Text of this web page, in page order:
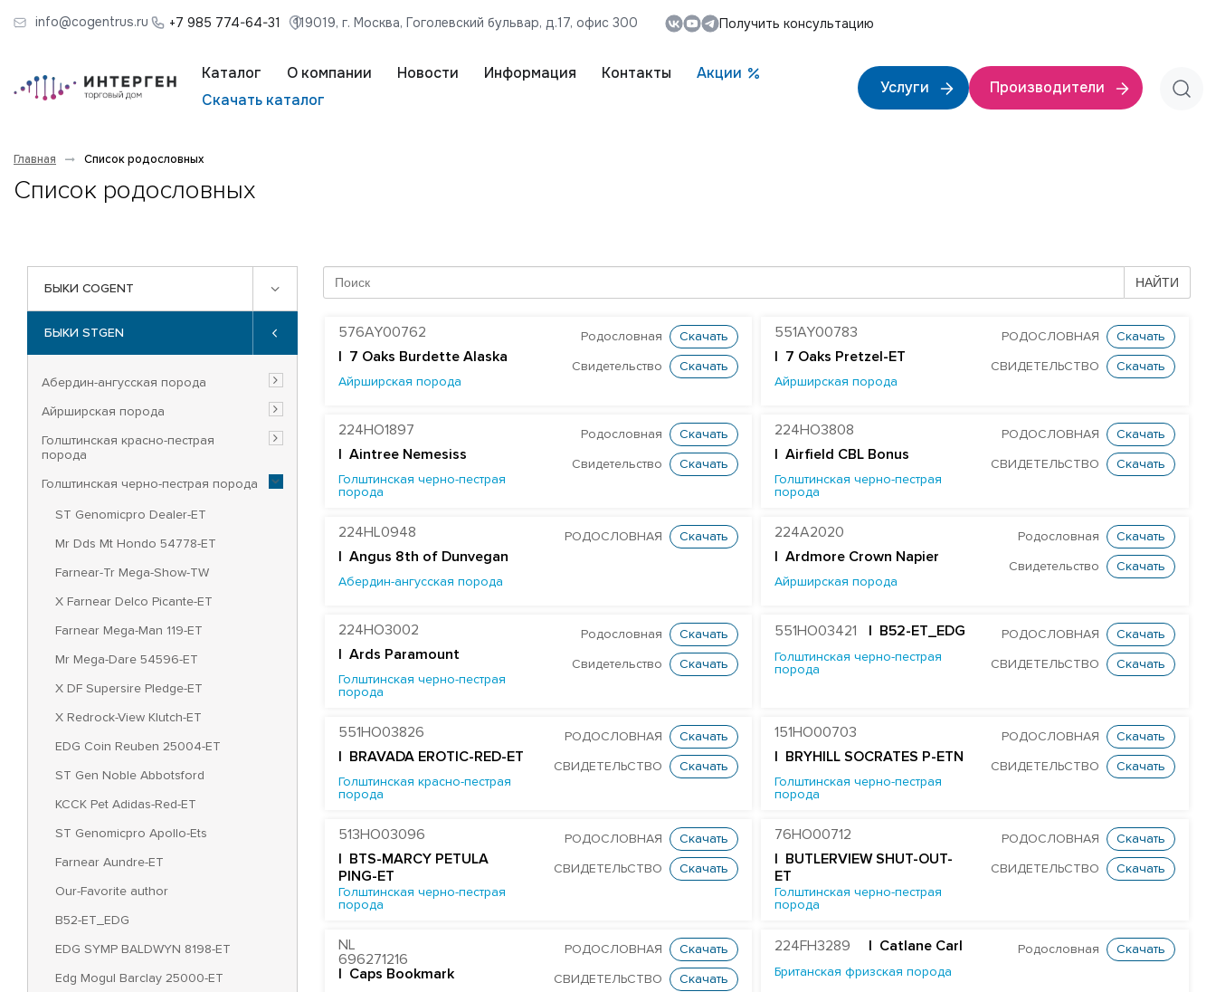
info@cogentrus.ru +7 985 774-64-31 119019, г. Москва, Гоголевский бульвар, д.17, офис 300 Получить консультацию
Каталог О компании Новости Информация Контакты
Акции
Скачать каталог
Услуги Производители
Главная Список родословных
Список родословных
БЫКИ COGENT
БЫКИ STGEN
Абердин-ангусская порода
Айрширская порода
Голштинская красно-пестрая
порода
Голштинская черно-пестрая порода
ST Genomicpro Dealer-ET
Mr Dds Mt Hondo 54778-ET
Farnear-Tr Mega-Show-TW
X Farnear Delco Picante-ET
Farnear Mega-Man 119-ET
Mr Mega-Dare 54596-ET
X DF Supersire Pledge-ET
X Redrock-View Klutch-ET
EDG Coin Reuben 25004-ET
ST Gen Noble Abbotsford
KCCK Pet Adidas-Red-ET
ST Genomicpro Apollo-Ets
Farnear Aundre-ET
Our-Favorite author
B52-ET_EDG
EDG SYMP BALDWYN 8198-ET
Edg Mogul Barclay 25000-ET
НАЙТИ
576AY00762
7 Oaks Burdette Alaska
Айрширская порода
Родословная Скачать
Свидетельство Скачать
551AY00783
| 7 Oaks Pretzel-ET
Айрширская порода
РОДОСЛОВНАЯ Скачать
СВИДЕТЕЛЬСТВО Скачать
224HO1897
Aintree Nemesiss
Голштинская черно-пестрая
порода
Родословная Скачать
Свидетельство Скачать
224HO3808
| Airfield CBL Bonus
Голштинская черно-пестрая
порода
РОДОСЛОВНАЯ Скачать
СВИДЕТЕЛЬСТВО Скачать
224HL0948
| Angus 8th of Dunvegan
Абердин-ангусская порода
РОДОСЛОВНАЯ Скачать
224A2020
|Ardmore Crown Napier
Айрширская порода
Родословная Скачать
Свидетельство Скачать
224HO3002
Ards Paramount
Голштинская черно-пестрая
порода
Родословная Скачать
Свидетельство Скачать
551HO03421 | B52-ET_EDG
Голштинская черно-пестрая
порода
РОДОСЛОВНАЯ Скачать
СВИДЕТЕЛЬСТВО Скачать
551HO03826
| BRAVADA EROTIC-RED-ET
Голштинская красно-пестрая
порода
РОДОСЛОВНАЯ Скачать
СВИДЕТЕЛЬСТВО Скачать
151HO00703
| BRYHILL SOCRATES P-ETN
Голштинская черно-пестрая
порода
РОДОСЛОВНАЯ Скачать
СВИДЕТЕЛЬСТВО Скачать
513HO03096
| BTS-MARCY PETULA
PING-ET
Голштинская черно-пестрая
порода
РОДОСЛОВНАЯ Скачать
СВИДЕТЕЛЬСТВО Скачать
76HO00712
| BUTLERVIEW SHUT-OUT-
ET
Голштинская черно-пестрая
порода
РОДОСЛОВНАЯ Скачать
СВИДЕТЕЛЬСТВО Скачать
NL
696271216
| Caps Bookmark
РОДОСЛОВНАЯ Скачать
СВИДЕТЕЛЬСТВО Скачать
224FH3289 | Catlane Carl
Британская фризская порода
Родословная Скачать